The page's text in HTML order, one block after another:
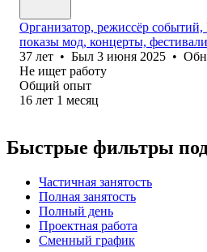
Организатор, режиссёр
показы мод, концерты,
37 лет • Был 3 июня 2025 •
Не ищет работу
Общий опыт
16 лет 1 месяц
Быстрые фильтры
Частичная занятость
Полная занятость
Полный день
Проектная работа
Сменный график